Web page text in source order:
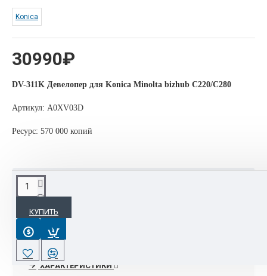
30990₽
Konica
DV-311K Девелопер для Konica Minolta bizhub C220/C280
Артикул: A0XV03D
Ресурс: 570 000 копий
КУПИТЬ
ОПИСАНИЕ
- 90% оргтехники, расходных материалов и запчастей Konica
Minolta всегда есть в наличии на складе в Москве.
- Срочная поставка раритетных позиций под заказ от 14-21
дней, при наличии в Европе.
ХАРАКТЕРИСТИКИ